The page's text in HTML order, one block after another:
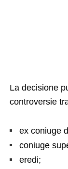
La decisione
controversie
ex coniuge
coniuge
eredi;